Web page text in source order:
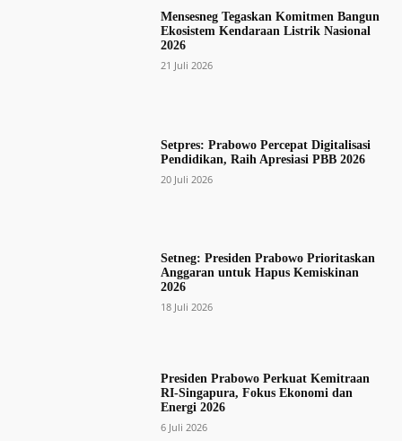
Mensesneg Tegaskan Komitmen Bangun
Ekosistem Kendaraan Listrik Nasional
2026
21 Juli 2026
Setpres: Prabowo Percepat Digitalisasi
Pendidikan, Raih Apresiasi PBB 2026
20 Juli 2026
Setneg: Presiden Prabowo Prioritaskan
Anggaran untuk Hapus Kemiskinan
2026
18 Juli 2026
Presiden Prabowo Perkuat Kemitraan
RI-Singapura, Fokus Ekonomi dan
Energi 2026
6 Juli 2026